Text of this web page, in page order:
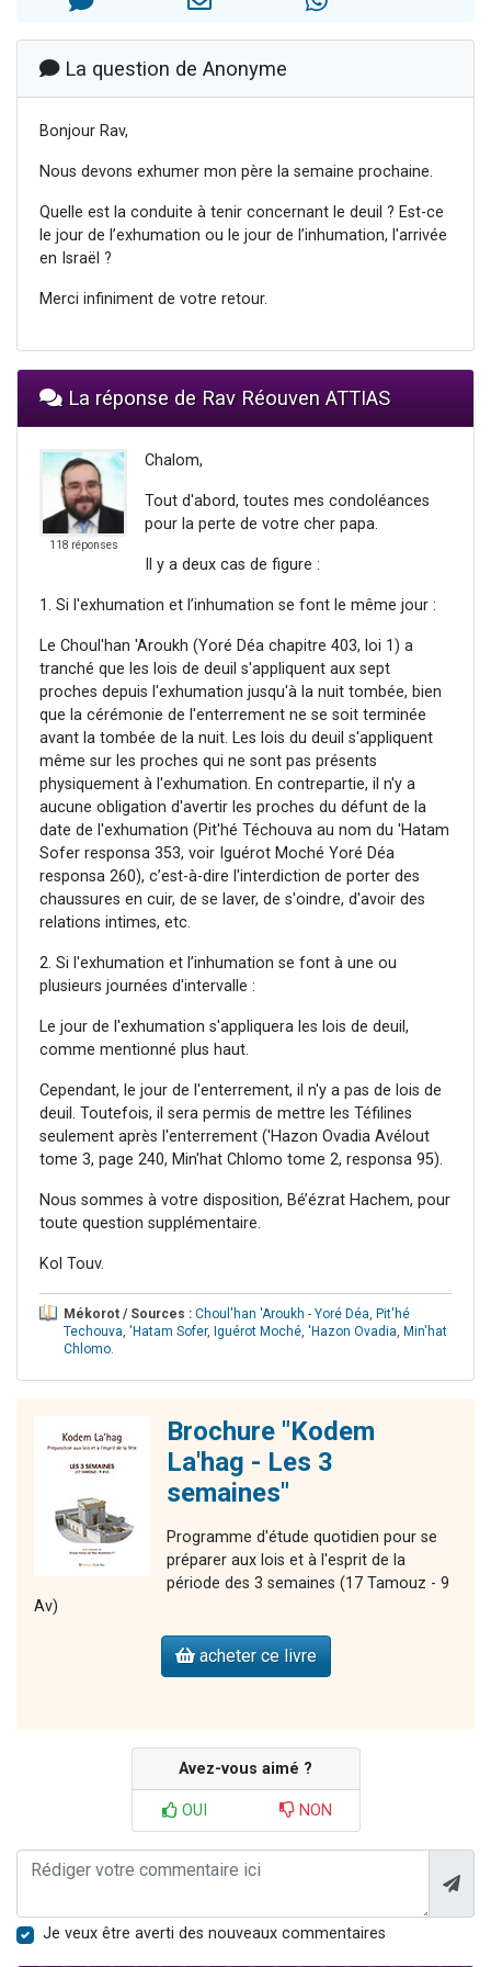
La question de Anonyme
Bonjour Rav,
Nous devons exhumer mon père la semaine prochaine.
Quelle est la conduite à tenir concernant le deuil ? Est-ce
le jour de l’exhumation ou le jour de l’inhumation, l'arrivée
en Israël ?
Merci infiniment de votre retour.
La réponse de Rav Réouven ATTIAS
118 réponses
Chalom,
Tout d'abord, toutes mes condoléances
pour la perte de votre cher papa.
Il y a deux cas de figure :
1. Si l'exhumation et l’inhumation se font le même jour :
Le Choul'han 'Aroukh (Yoré Déa chapitre 403, loi 1) a
tranché que les lois de deuil s'appliquent aux sept
proches depuis l'exhumation jusqu'à la nuit tombée, bien
que la cérémonie de l'enterrement ne se soit terminée
avant la tombée de la nuit. Les lois du deuil s'appliquent
même sur les proches qui ne sont pas présents
physiquement à l'exhumation. En contrepartie, il n'y a
aucune obligation d'avertir les proches du défunt de la
date de l'exhumation (Pit'hé Téchouva au nom du 'Hatam
Sofer responsa 353, voir Iguérot Moché Yoré Déa
responsa 260), c’est-à-dire l'interdiction de porter des
chaussures en cuir, de se laver, de s'oindre, d'avoir des
relations intimes, etc.
2. Si l'exhumation et l’inhumation se font à une ou
plusieurs journées d'intervalle :
Le jour de l'exhumation s'appliquera les lois de deuil,
comme mentionné plus haut.
Cependant, le jour de l'enterrement, il n'y a pas de lois de
deuil. Toutefois, il sera permis de mettre les Téfilines
seulement après l'enterrement ('Hazon Ovadia Avélout
tome 3, page 240, Min'hat Chlomo tome 2, responsa 95).
Nous sommes à votre disposition, Bé’ézrat Hachem, pour
toute question supplémentaire.
Kol Touv.
Mékorot / Sources : Choul'han 'Aroukh - Yoré Déa, Pit'hé
Techouva, 'Hatam Sofer, Iguérot Moché, 'Hazon Ovadia, Min'hat
Chlomo.
Brochure "Kodem
La'hag - Les 3
semaines"
Programme d'étude quotidien pour se
préparer aux lois et à l'esprit de la
période des 3 semaines (17 Tamouz - 9
Av)
acheter ce livre
Avez-vous aimé ?
OUI NON
Je veux être averti des nouveaux commentaires